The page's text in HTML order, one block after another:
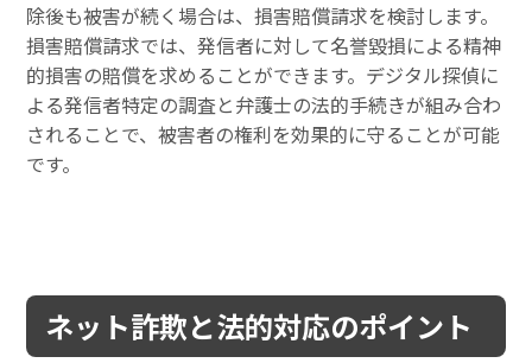
除後も被害が続く場合は、損害賠償請求を検討します。
損害賠償請求では、発信者に対して名誉毀損による精神
的損害の賠償を求めることができます。デジタル探偵に
よる発信者特定の調査と弁護士の法的手続きが組み合わ
されることで、被害者の権利を効果的に守ることが可能
です。
ネット詐欺と法的対応のポイント